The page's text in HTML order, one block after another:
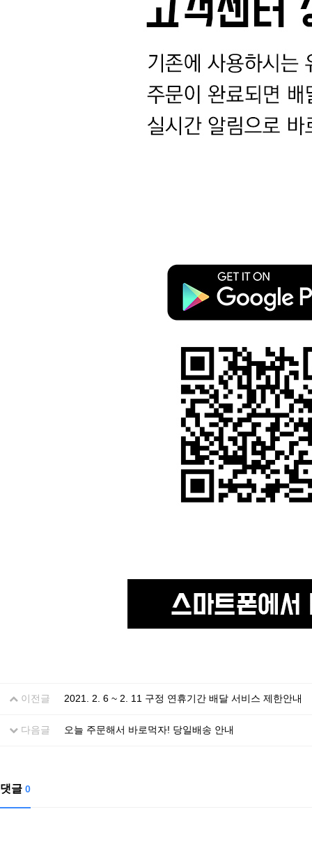
이전글 2021. 2. 6 ~ 2. 11 구정 연휴기간 배달 서비스 제한안내
다음글 오늘 주문해서 바로먹자! 당일배송 안내
댓글 0